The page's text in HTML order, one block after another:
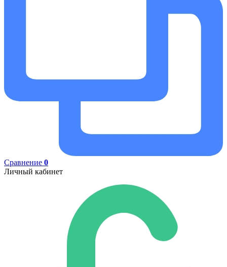
Сравнение 0
Личный кабинет